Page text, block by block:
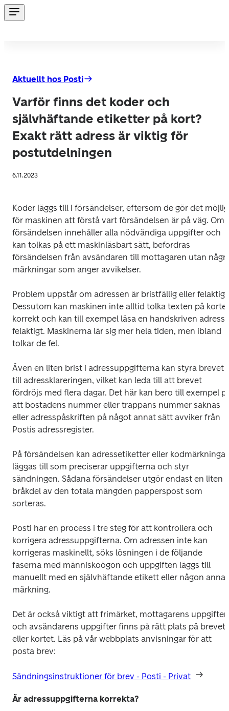
Aktuellt hos Posti
Varför finns det koder och
självhäftande etiketter på kort?
Exakt rätt adress är viktig för
postutdelningen
6.11.2023
Koder läggs till i försändelser, eftersom de gör det
för maskinen att förstå vart försändelsen är på väg. Om
försändelsen innehåller alla nödvändiga uppgifter och
kan tolkas på ett maskinläsbart sätt, befordras
försändelsen från avsändaren till mottagaren utan
märkningar som anger avvikelser.
Problem uppstår om adressen är bristfällig eller felaktig.
Dessutom kan maskinen inte alltid tolka texten på kortet
korrekt och kan till exempel läsa en handskriven adress
felaktigt. Maskinerna lär sig mer hela tiden, men ibland
tolkar de fel.
Även en liten brist i adressuppgifterna kan styra brevet
till adressklareringen, vilket kan leda till att brevet
fördröjs med flera dagar. Det här kan bero till exempel
att bostadens nummer eller trappans nummer saknas
eller adresspåskriften på något annat sätt avviker från
Postis adressregister.
På försändelsen kan adressetiketter eller kodmärkningar
läggas till som preciserar uppgifterna och styr
sändningen. Sådana försändelser utgör endast en liten
bråkdel av den totala mängden papperspost som
sorteras.
Posti har en process i tre steg för att kontrollera och
korrigera adressuppgifterna. Om adressen inte kan
korrigeras maskinellt, söks lösningen i de följande
faserna med människoögon och uppgiften läggs till
manuellt med en självhäftande etikett eller någon
märkning.
Det är också viktigt att frimärket, mottagarens uppgifter
och avsändarens uppgifter finns på rätt plats på brevet
eller kortet. Läs på vår webbplats anvisningar för att
posta brev:
Sändningsinstruktioner för brev - Posti - Privat
Är adressuppgifterna korrekta?